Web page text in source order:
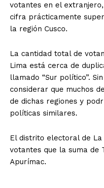
votantes en el
cifra prácticamente
la región Cusco.
La cantidad total de
Lima está cerca de
llamado “Sur político”.
considerar que muchos
de dichas regiones y
políticas similares.
El distrito electoral de
votantes que la suma de
Apurímac.